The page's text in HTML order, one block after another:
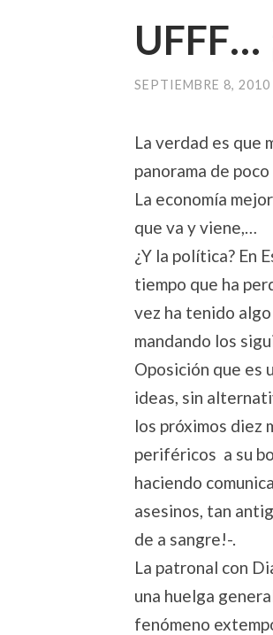
UFFF…
SEPTIEMBRE 8, 2010
La verdad es que
panorama de
La economía
que va y viene,…
¿Y la política? En
tiempo que ha
vez ha tenido
mandando los
Oposición que es
ideas, sin
los próximos diez
periféricos a su
haciendo
asesinos, tan
de a sangre!-.
La patronal con
una huelga
fenómeno